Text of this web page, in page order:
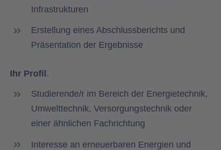
Infrastrukturen
Erstellung eines Abschlussberichts und
Präsentation der Ergebnisse
Ihr Profil.
Studierende/r im Bereich der Energietechnik,
Umwelttechnik, Versorgungstechnik oder
einer ähnlichen Fachrichtung
Interesse an erneuerbaren Energien und